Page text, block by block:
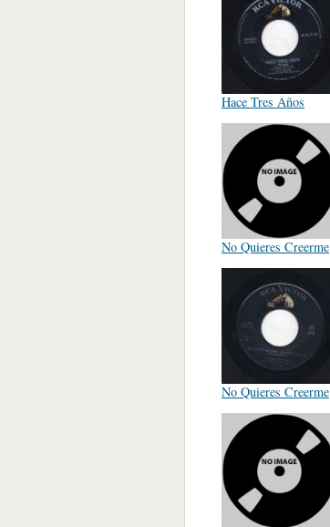
Hace Tres Años
No Quieres Creerme
No Quieres Creerme